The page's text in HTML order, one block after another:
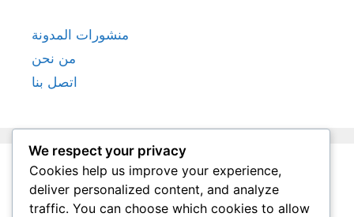
منشورات المدونة
من نحن
اتصل بنا
روابط سريعة
We respect your privacy
Cookies help us improve your experience,
deliver personalized content, and analyze
traffic. You can choose which cookies to allow